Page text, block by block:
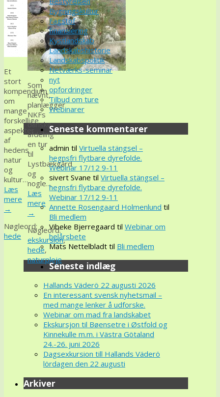
Et
stort
kompendium
om
mange
forskellige
aspekter
af
hedens
natur
og
kultur…
Læs
mere
→
Nøgleord:
hede
Som
nævnt,
planlægger
NKFs
danske
afdeling
en tur
til
Lystbækgård
og
nogle…
Læs
mere
→
Nøgleord:
ekskursion,
hede,
naturpleje
Bygningskultur
Fagstof
finansiering
Kystlandskab
Landskabshistorie
Landskabspolitik
Netværks-seminar
nyt
opfordringer
Tilbud om ture
Webinarer
Seneste kommentarer
admin til Virtuella stängsel –
hegnsfri flytbare dyrefolde.
Webinar 17/12 9-11
sivert Svane til Virtuella stängsel –
hegnsfri flytbare dyrefolde.
Webinar 17/12 9-11
Annette Rosengaard Holmenlund til
Bli medlem
Vibeke Bjerregaard til Webinar om
helårsbete
Mats Nettelbladttil Bli medlem
Seneste indlæg
Hallands Väderö 22 augusti 2026
En interessant svensk nyhetsmail –
med mange lenker å udforske.
Webinar om mad fra landskabet
Ekskursjon til Bøensetre i Østfold og
Kinnekulle m.m. i Västra Götaland
24.-26. juni 2026
Dagsexkursion till Hallands Väderö
lördagen den 22 augusti
Arkiver